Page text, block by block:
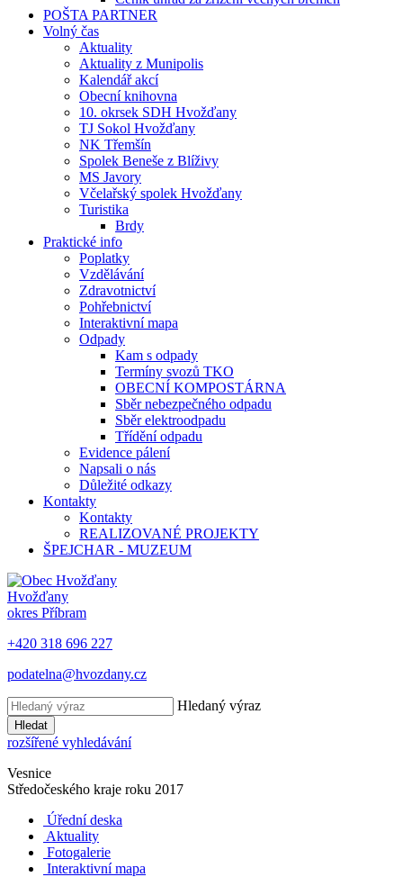
POŠTA PARTNER
Volný čas
Aktuality
Aktuality z Munipolis
Kalendář akcí
Obecní knihovna
10. okrsek SDH Hvožďany
TJ Sokol Hvožďany
NK Třemšín
Spolek Beneše z Blíživy
MS Javory
Včelařský spolek Hvožďany
Turistika
Brdy
Praktické info
Poplatky
Vzdělávání
Zdravotnictví
Pohřebnictví
Interaktivní mapa
Odpady
Kam s odpady
Termíny svozů TKO
OBECNÍ KOMPOSTÁRNA
Sběr nebezpečného odpadu
Sběr elektroodpadu
Třídění odpadu
Evidence pálení
Napsali o nás
Důležité odkazy
Kontakty
Kontakty
REALIZOVANÉ PROJEKTY
ŠPEJCHAR - MUZEUM
Hvožďany
okres Příbram
+420 318 696 227
podatelna@hvozdany.cz
Hledaný výraz
Hledat
rozšířené vyhledávání
Vesnice
Středočeského kraje roku 2017
Úřední deska
Aktuality
Fotogalerie
Interaktivní mapa